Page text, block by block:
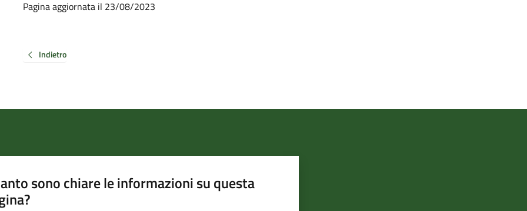
Pagina aggiornata il 23/08/2023
Indietro
sono chiare le informazioni su questa